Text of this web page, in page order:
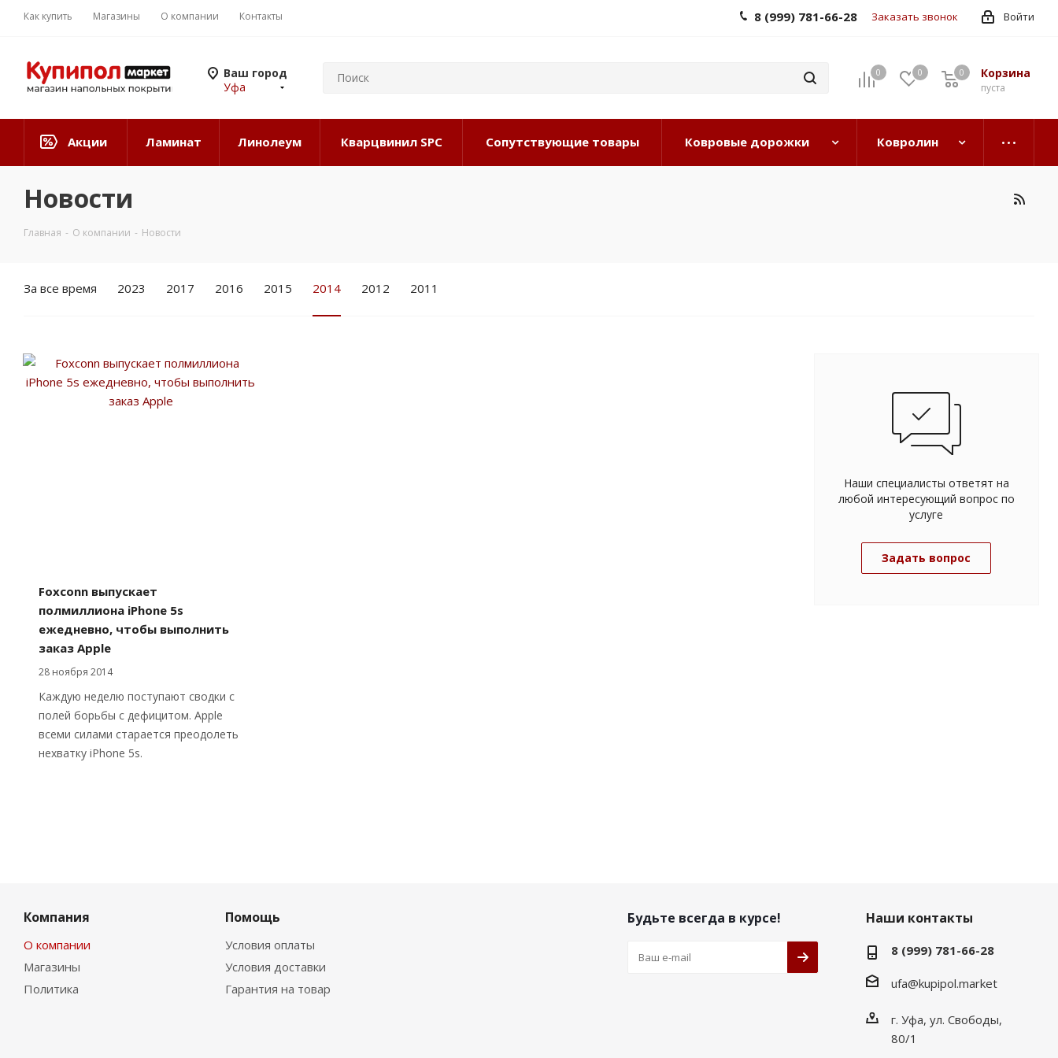
Как купить Магазины О компании Контакты Войти
8 (999) 781-66-28 Заказать звонок
Ваш город
Уфа
0 0 Корзина
0
пуста
0
Акции Ламинат Линолеум Кварцвинил SPC Сопутствующие товары Ковровые дорожки Ковролин
Новости
Главная - О компании - Новости
За все время 2023 2017 2016 2015 2014 2012 2011
Foxconn выпускает
полмиллиона iPhone 5s
ежедневно, чтобы выполнить
заказ Apple
28 ноября 2014
Каждую неделю поступают сводки с
полей борьбы с дефицитом. Apple
всеми силами старается преодолеть
нехватку iPhone 5s.
Наши специалисты ответят на
любой интересующий вопрос по
услуге
Задать вопрос
Компания
О компании
Магазины
Политика
Помощь
Условия оплаты
Условия доставки
Гарантия на товар
Будьте всегда в курсе! Наши контакты
8 (999) 781-66-28
ufa@kupipol.market
г. Уфа, ул. Свободы,
80/1